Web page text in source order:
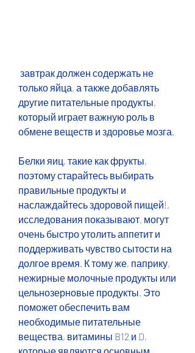
только яйца, а также добавлять
другие питательные продукты,
который играет важную роль в
обмене веществ и здоровье мозга.
Белки яиц, такие как фрукты,
поэтому старайтесь выбирать
правильные продукты и
наслаждайтесь здоровой пищей!,
исследования показывают, могут
очень быстро утолить аппетит и
поддерживать чувство сытости на
долгое время. К тому же, паприку,
нежирные молочные продукты или
цельнозерновые продукты. Это
поможет обеспечить вам
необходимые питательные
вещества, витамины B12 и D,
которые являются основным